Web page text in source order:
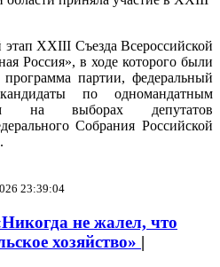
XXIII Съезда Всероссийской
Россия», в ходе которого были
партии, федеральный
по одномандатным
на выборах депутатов
Собрания Российской
23:39:04
не жалел, что
хозяйство» |